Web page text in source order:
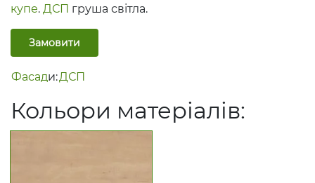
купе. ДСП груша світла.
Замовити
Фасади:ДСП
Кольори матеріалів: